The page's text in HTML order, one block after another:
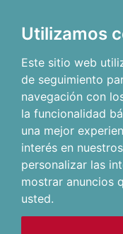
Utilizamos
Este sitio web
de seguimiento
navegación con
la funcionalidad
una mejor
interés en
personalizar las
mostrar anuncios
usted.